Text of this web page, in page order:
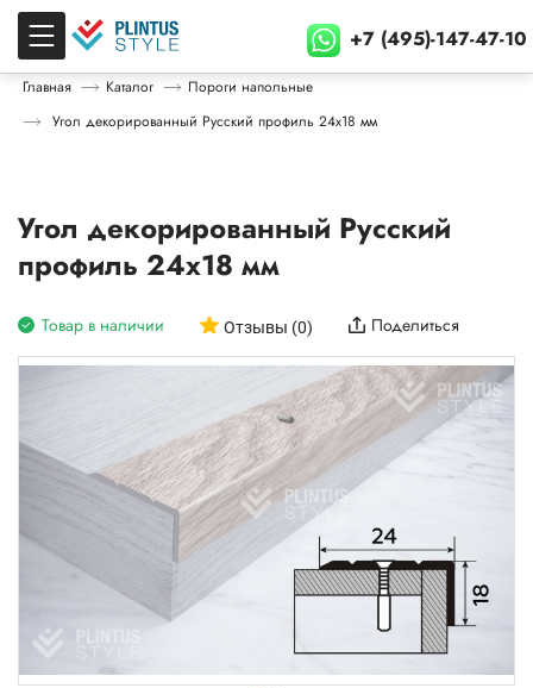
+7 (495)-147-47-10
Главная Каталог
Пороги напольные
Угол декорированный Русский профиль 24х18 мм
Угол декорированный Русский
профиль 24х18 мм
Товар в наличии Отзывы (0) Поделиться